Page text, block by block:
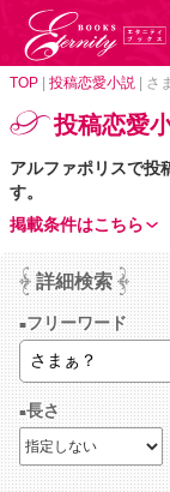
TOP 投稿恋愛小説 さ
投稿恋愛
アルファポリスで投
す。
掲載条件はこちら
詳細検索
フリーワード
長さ